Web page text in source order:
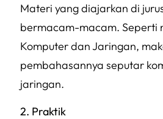
Materi yang diajarkan di
bermacam-macam. Seperti
Komputer dan Jaringan,
pembahasannya seputar
jaringan.
2. Praktik